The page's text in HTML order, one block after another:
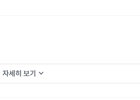
자세히 보기 keyboard_arrow_down